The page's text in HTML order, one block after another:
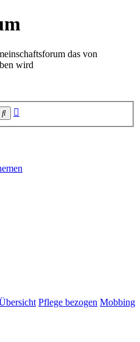
das von
wird
Suche
Pflege bezogen Mobbing